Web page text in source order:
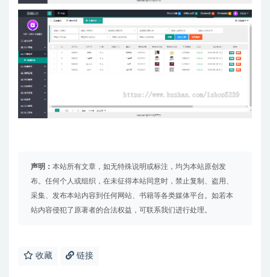
声明： 本站所有文章，如无特殊说明或标注，均为本站原创发
布。任何个人或组织，在未征得本站同意时，禁止复制、盗用、
采集、发布本站内容到任何网站、书籍等各类媒体平台。如若本
站内容侵犯了原著者的合法权益，可联系我们进行处理。
收藏 链接